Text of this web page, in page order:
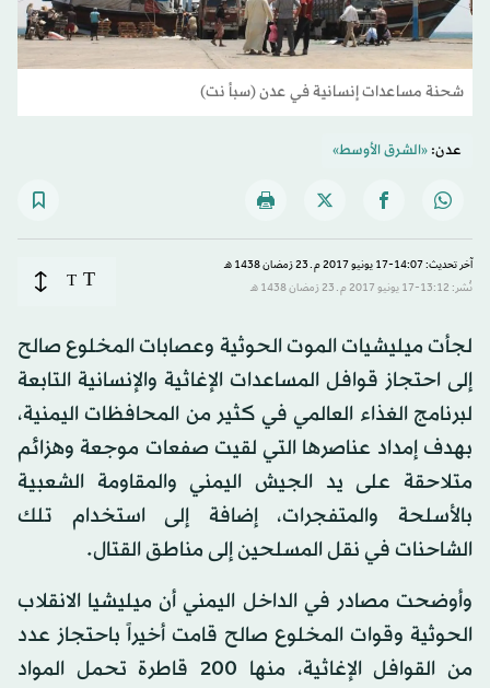
شحنة مساعدات إنسانية في عدن (سبأ نت)
عدن:«الشرق الأوسط»
آخر تحديث: 14:07-17 يونيو 2017 م ـ 23 رَمضان 1438 هـ
نُشر: 13:12-17 يونيو 2017 م ـ 23 رَمضان 1438 هـ
T
T
لجأت ميليشيات الموت الحوثية وعصابات المخلوع صالح
إلى احتجاز قوافل المساعدات الإغاثية والإنسانية التابعة
لبرنامج الغذاء العالمي في كثير من المحافظات اليمنية،
بهدف إمداد عناصرها التي لقيت صفعات موجعة وهزائم
متلاحقة على يد الجيش اليمني والمقاومة الشعبية
بالأسلحة والمتفجرات، إضافة إلى استخدام تلك
الشاحنات في نقل المسلحين إلى مناطق القتال.
وأوضحت مصادر في الداخل اليمني أن ميليشيا الانقلاب
الحوثية وقوات المخلوع صالح قامت أخيراً باحتجاز عدد
من القوافل الإغاثية، منها 200 قاطرة تحمل المواد